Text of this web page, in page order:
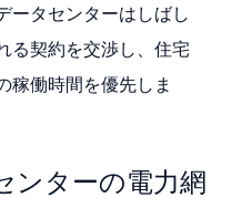
ータセンターはしばし
る契約を交渉し、住宅
稼働時間を優先しま
ンターの電力網